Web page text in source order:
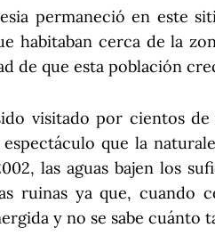
permaneció en este
habitaban cerca de la
de que esta población
visitado por cientos
que la
las aguas bajen los
ruinas ya que, cuando
y no se sabe cuánto